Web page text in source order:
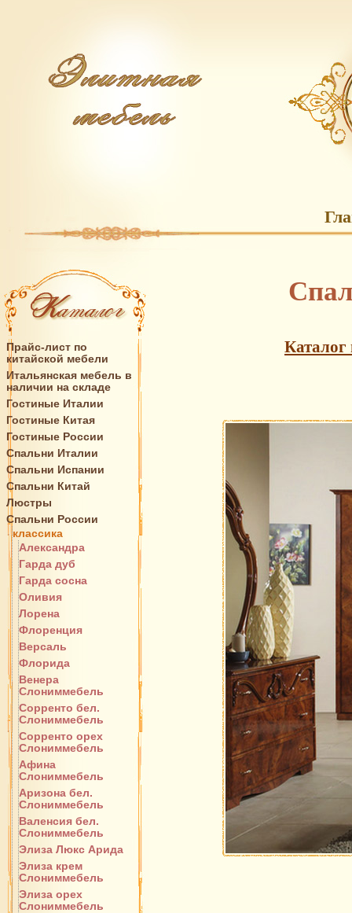
Прайс-лист по
китайской мебели
Итальянская мебель в
наличии на складе
Гостиные Италии
Гостиные Китая
Гостиные России
Спальни Италии
Спальни Испании
Спальни Китай
Люстры
Спальни России
классика
Александра
Гарда дуб
Гарда сосна
Оливия
Лорена
Флоренция
Версаль
Флорида
Венера
Слониммебель
Сорренто бел.
Слониммебель
Сорренто орех
Слониммебель
Афина
Слониммебель
Аризона бел.
Слониммебель
Валенсия бел.
Слониммебель
Элиза Люкс Арида
Элиза крем
Слониммебель
Элиза орех
Слониммебель
Каталог